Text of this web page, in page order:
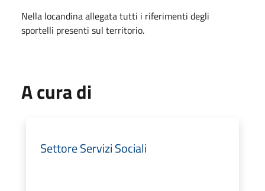
Nella locandina allegata tutti i riferimenti degli
sportelli presenti sul territorio.
A cura di
Settore Servizi Sociali